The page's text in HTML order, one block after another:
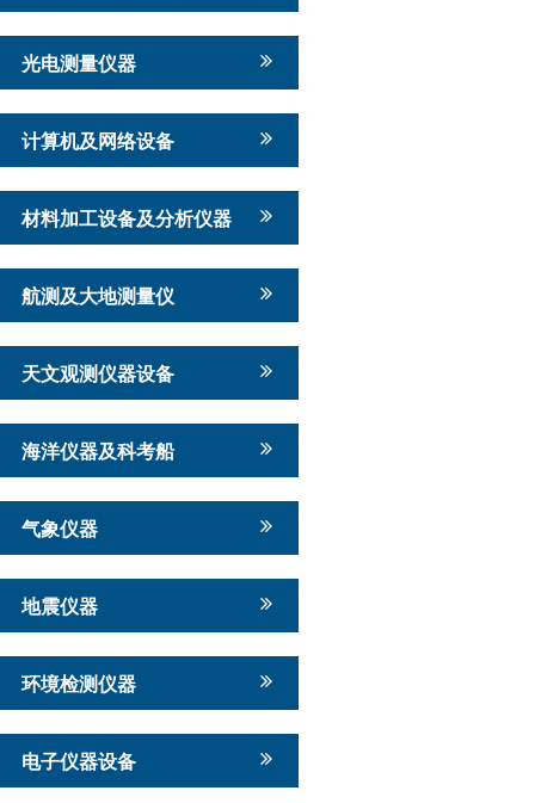
光电测量仪器
计算机及网络设备
材料加工设备及分析仪器
航测及大地测量仪
天文观测仪器设备
海洋仪器及科考船
气象仪器
地震仪器
环境检测仪器
电子仪器设备